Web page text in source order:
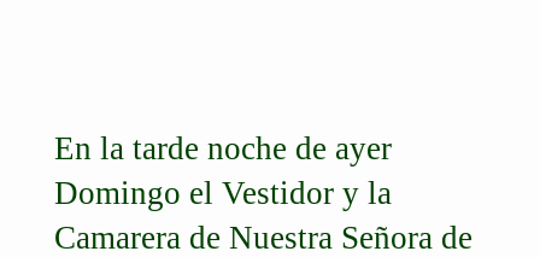
En la tarde noche de ayer
Domingo el Vestidor y la
Camarera de Nuestra Señora de